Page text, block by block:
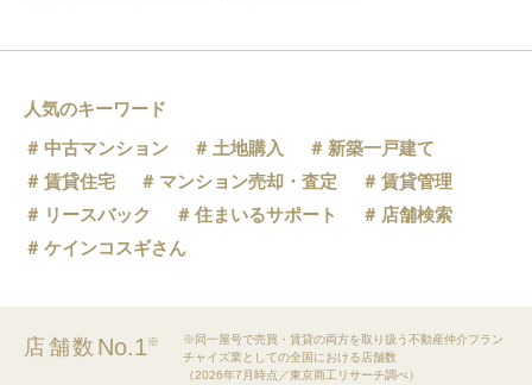
人気のキーワード
中古マンション
土地購入
新築一戸建て
賃貸住宅
マンション売却・査定
賃貸管理
リースバック
住まいるサポート
店舗検索
ケインコスギさん
店舗数 No.1※
※同一屋号で売買・賃貸の両方を取り扱う不動産仲介フラン
チャイズ業としての全国における店舗数
（2026年7月時点／東京商工リサーチ調べ）